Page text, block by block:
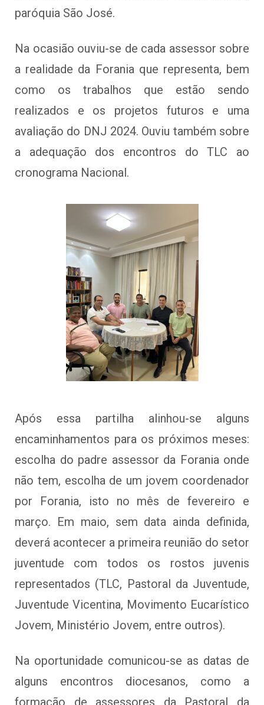
paróquia São José.
Na ocasião ouviu-se de cada assessor sobre
a realidade da Forania que representa, bem
como os trabalhos que estão sendo
realizados e os projetos futuros e uma
avaliação do DNJ 2024. Ouviu também sobre
a adequação dos encontros do TLC ao
cronograma Nacional.
Após essa partilha alinhou-se alguns
encaminhamentos para os próximos meses:
escolha do padre assessor da Forania onde
não tem, escolha de um jovem coordenador
por Forania, isto no mês de fevereiro e
março. Em maio, sem data ainda definida,
deverá acontecer a primeira reunião do setor
juventude com todos os rostos juvenis
representados (TLC, Pastoral da Juventude,
Juventude Vicentina, Movimento Eucarístico
Jovem, Ministério Jovem, entre outros).
Na oportunidade comunicou-se as datas de
alguns encontros diocesanos, como a
formação de assessores da Pastoral da